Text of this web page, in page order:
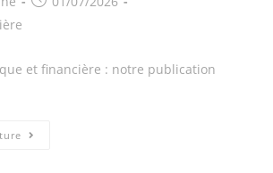
et financière : notre publication